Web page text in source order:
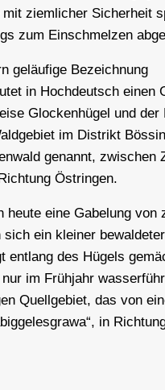
ziemlicher Sicherheit
zum Einschmelzen
geläufige Bezeichnung
in Hochdeutsch einen
Glockenhügel und der
im Distrikt
genannt, zwischen
Östringen.
eine Gabelung von
ein kleiner
entlang des Hügels
im Frühjahr
Quellgebiet, das von
in